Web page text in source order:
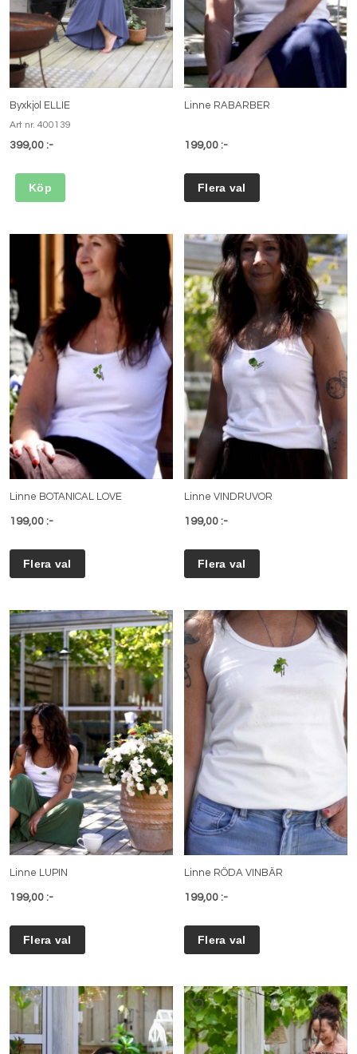
Byxkjol ELLIE
Art nr. 400139
399,00 :-
Köp
Linne RABARBER
199,00 :-
Linne BOTANICAL LOVE
199,00 :-
Linne VINDRUVOR
199,00 :-
Linne LUPIN
199,00 :-
Linne RÖDA VINBÄR
199,00 :-